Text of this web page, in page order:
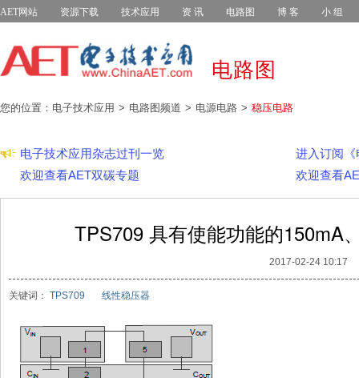
AET网站 资源下载 技术应用 资 讯 电路图 博 客 小 组
电路图
您的位置：电子技术应用 电路图频道 电源电路 稳压电路
电子技术应用杂志过刊一览
进入订阅
欢迎查看AET双碳专题
欢迎查看
TPS709 具有使能功能的150mA
2017-02-24 10:17
关键词： TPS709 线性稳压器